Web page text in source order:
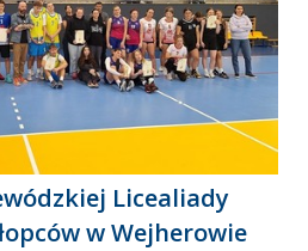
Licealiady
w Wejherowie